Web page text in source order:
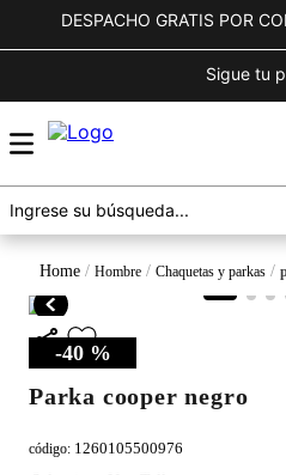
DESPACHO GRATIS POR
Sigue tu
hombre chaquetas y parkas
-40 %
parka cooper negro
código: 1260105500976